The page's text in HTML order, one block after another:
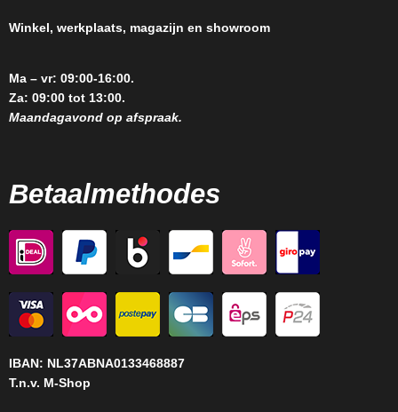
Winkel, werkplaats, magazijn en showroom
Ma – vr: 09:00-16:00.
Za: 09:00 tot 13:00.
Maandagavond op afspraak.
Betaalmethodes
IBAN: NL37ABNA0133468887
T.n.v. M-Shop